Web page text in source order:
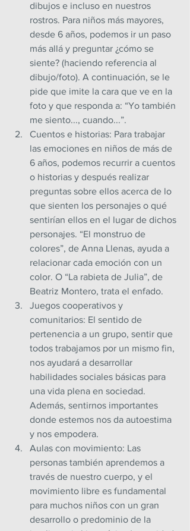
dibujos e incluso en nuestros
rostros. Para niños más mayores,
desde 6 años, podemos ir un paso
más allá y preguntar ¿cómo se
siente? (haciendo referencia al
dibujo/foto). A continuación, se le
pide que imite la cara que ve en la
foto y que responda a: “Yo también
me siento..., cuando...”.
Cuentos e historias: Para trabajar
las emociones en niños de más de
6 años, podemos recurrir a cuentos
o historias y después realizar
preguntas sobre ellos acerca de lo
que sienten los personajes o qué
sentirían ellos en el lugar de dichos
personajes. “El monstruo de
colores”, de Anna Llenas, ayuda a
relacionar cada emoción con un
color. O “La rabieta de Julia”, de
Beatriz Montero, trata el enfado.
Juegos cooperativos y
comunitarios: El sentido de
pertenencia a un grupo, sentir que
todos trabajamos por un mismo fin,
nos ayudará a desarrollar
habilidades sociales básicas para
una vida plena en sociedad.
Además, sentirnos importantes
donde estemos nos da autoestima
y nos empodera.
Aulas con movimiento: Las
personas también aprendemos a
través de nuestro cuerpo, y el
movimiento libre es fundamental
para muchos niños con un gran
desarrollo o predominio de la